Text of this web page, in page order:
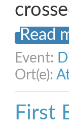
Read
Event:
Ort(e):
First